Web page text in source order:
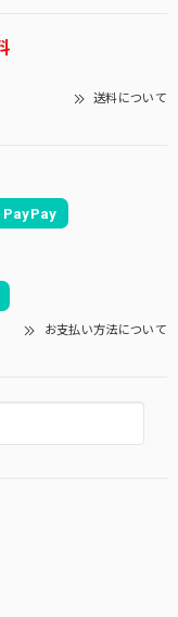
送料について
PayPay
お支払い方法について